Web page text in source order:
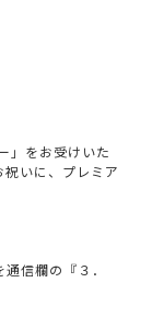
」をお受けいた
いに、プレミア
信欄の『３．